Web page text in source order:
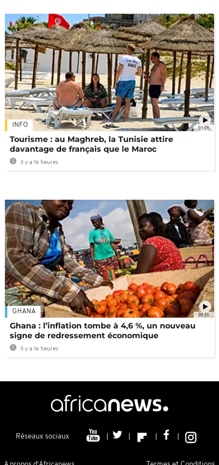
01:01
INFO
Tourisme : au Maghreb, la Tunisie attire
davantage de français que le Maroc
Il y a 16 heures
00:51
GHANA
Ghana : l’inflation tombe à 4,6 %, un nouveau
signe de redressement économique
Il y a 16 heures
Réseaux sociaux